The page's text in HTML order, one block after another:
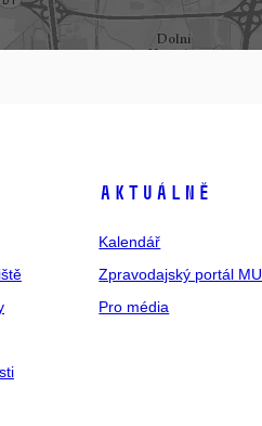
Aktuálně
Kalendář
Zpravodajský portál MU
Pro média